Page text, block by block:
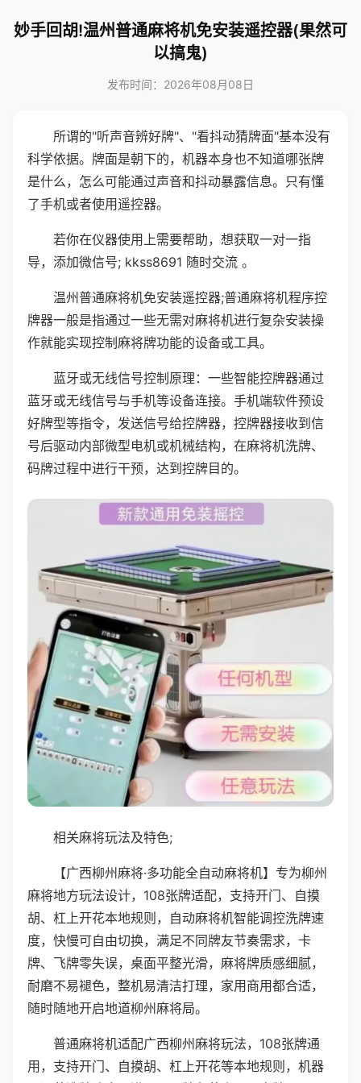
妙手回胡!温州普通麻将机免安装遥控器(果然可
以搞鬼)
发布时间：2026年08月08日
所谓的"听声音辨好牌"、"看抖动猜牌面"基本没有
科学依据。牌面是朝下的，机器本身也不知道哪张牌
是什么，怎么可能通过声音和抖动暴露信息。只有懂
了手机或者使用遥控器。
若你在仪器使用上需要帮助，想获取一对一指
导，添加微信号; kkss8691 随时交流 。
温州普通麻将机免安装遥控器;普通麻将机程序控
牌器一般是指通过一些无需对麻将机进行复杂安装操
作就能实现控制麻将牌功能的设备或工具。
蓝牙或无线信号控制原理：一些智能控牌器通过
蓝牙或无线信号与手机等设备连接。手机端软件预设
好牌型等指令，发送信号给控牌器，控牌器接收到信
号后驱动内部微型电机或机械结构，在麻将机洗牌、
码牌过程中进行干预，达到控牌目的。
相关麻将玩法及特色;
【广西柳州麻将·多功能全自动麻将机】专为柳州
麻将地方玩法设计，108张牌适配，支持开门、自摸
胡、杠上开花本地规则，自动麻将机智能调控洗牌速
度，快慢可自由切换，满足不同牌友节奏需求，卡
牌、飞牌零失误，桌面平整光滑，麻将牌质感细腻，
耐磨不易褪色，整机易清洁打理，家用商用都合适，
随时随地开启地道柳州麻将局。
普通麻将机适配广西柳州麻将玩法，108张牌通
用，支持开门、自摸胡、杠上开花等本地规则，机器